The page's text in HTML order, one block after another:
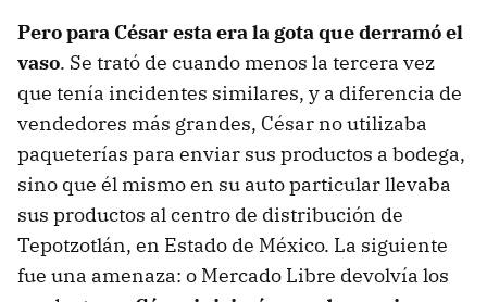
Pero para César esta era la gota que derramó el
vaso. Se trató de cuando menos la tercera vez
que tenía incidentes similares, y a diferencia de
vendedores más grandes, César no utilizaba
paqueterías para enviar sus productos a bodega,
sino que él mismo en su auto particular llevaba
sus productos al centro de distribución de
Tepotzotlán, en Estado de México. La siguiente
fue una amenaza: o Mercado Libre devolvía los